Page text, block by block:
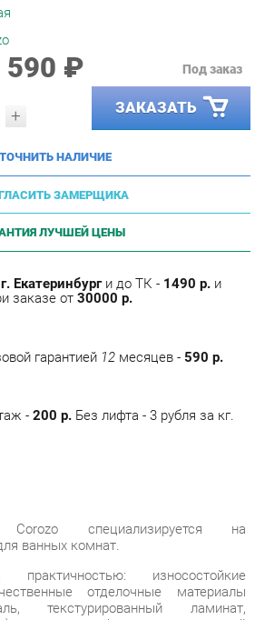
₽
+ ЗАКАЗАТЬ
НАЛИЧИЕ
ЗАМЕРЩИКА
ЛУЧШЕЙ ЦЕНЫ
и до ТК -
заказе от30000 р.
ванных комнат.
износостойкие
отделочные материалы
текстурированный ламинат,
прочная фурнитура, широкий
позволит вам создать комплект под